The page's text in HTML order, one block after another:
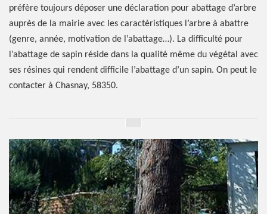
préfère toujours déposer une déclaration pour abattage d’arbre
auprès de la mairie avec les caractéristiques l’arbre à abattre
(genre, année, motivation de l’abattage…). La difficulté pour
l’abattage de sapin réside dans la qualité même du végétal avec
ses résines qui rendent difficile l’abattage d’un sapin. On peut le
contacter à Chasnay, 58350.